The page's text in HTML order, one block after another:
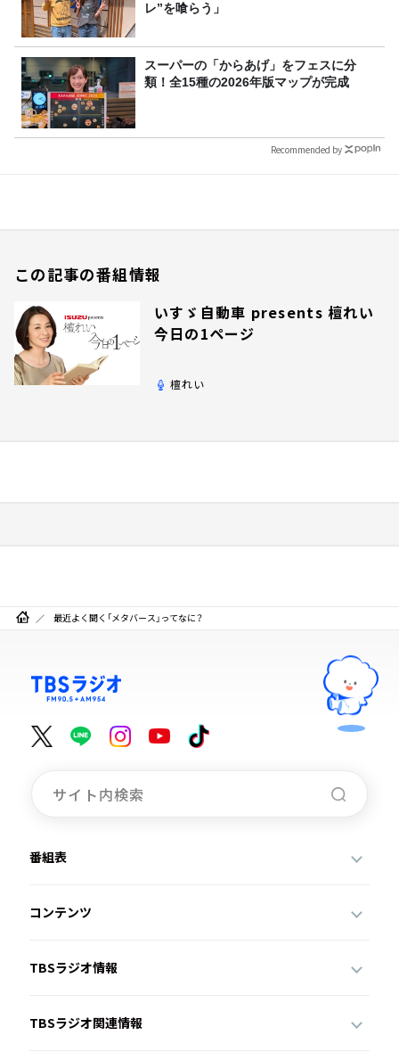
レ”を喰らう」
スーパーの「からあげ」をフェスに分
類！全15種の2026年版マップが完成
Recommended by
この記事の番組情報
いすゞ自動車 presents 檀れい
今日の1ページ
檀れい
最近よく聞く「メタバース」ってなに？
番組表
コンテンツ
TBSラジオ情報
TBSラジオ関連情報